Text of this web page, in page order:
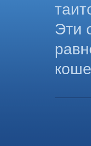
Эти